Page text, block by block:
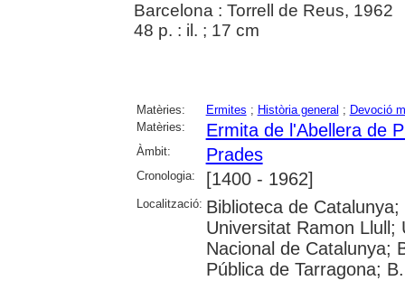
Barcelona : Torrell de Reus, 1962
48 p. : il. ; 17 cm
Matèries: Ermites ; Història general ; Devoció
Matèries:
Ermita de l'Abellera de
Àmbit: Prades
Cronologia: [1400 - 1962]
Localització: Biblioteca de
Universitat Ramon Llull;
Nacional de Catalunya;
Pública de Tarragona;